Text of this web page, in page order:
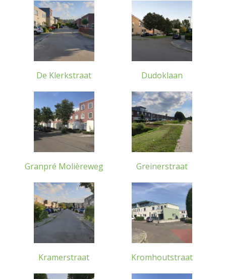
De Klerkstraat Dudoklaan
Granpré Molièreweg Greinerstraat
Kramerstraat Kromhoutstraat